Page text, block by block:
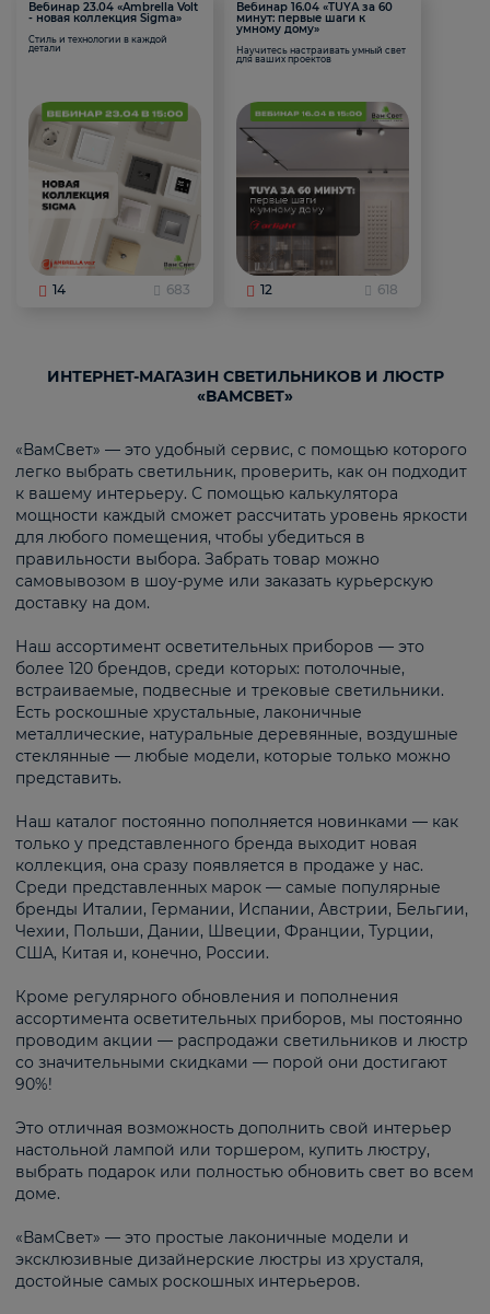
Вебинар 23.04 «Ambrella Volt
- новая коллекция Sigma»
Стиль и технологии в каждой
детали
14 683
Вебинар 16.04 «TUYA за 60
минут: первые шаги к
умному дому»
Научитесь настраивать умный свет
для ваших проектов
12 618
ИНТЕРНЕТ-МАГАЗИН СВЕТИЛЬНИКОВ И ЛЮСТР
«ВАМСВЕТ»
«ВамСвет» — это удобный сервис, с помощью которого
легко выбрать светильник, проверить, как он подходит
к вашему интерьеру. С помощью калькулятора
мощности каждый сможет рассчитать уровень яркости
для любого помещения, чтобы убедиться в
правильности выбора. Забрать товар можно
самовывозом в шоу-руме или заказать курьерскую
доставку на дом.
Наш ассортимент осветительных приборов — это
более 120 брендов, среди которых: потолочные,
встраиваемые, подвесные и трековые светильники.
Есть роскошные хрустальные, лаконичные
металлические, натуральные деревянные, воздушные
стеклянные — любые модели, которые только можно
представить.
Наш каталог постоянно пополняется новинками — как
только у представленного бренда выходит новая
коллекция, она сразу появляется в продаже у нас.
Среди представленных марок — самые популярные
бренды Италии, Германии, Испании, Австрии, Бельгии,
Чехии, Польши, Дании, Швеции, Франции, Турции,
США, Китая и, конечно, России.
Кроме регулярного обновления и пополнения
ассортимента осветительных приборов, мы постоянно
проводим акции — распродажи светильников и люстр
со значительными скидками — порой они достигают
90%!
Это отличная возможность дополнить свой интерьер
настольной лампой или торшером, купить люстру,
выбрать подарок или полностью обновить свет во всем
доме.
«ВамСвет» — это простые лаконичные модели и
эксклюзивные дизайнерские люстры из хрусталя,
достойные самых роскошных интерьеров.